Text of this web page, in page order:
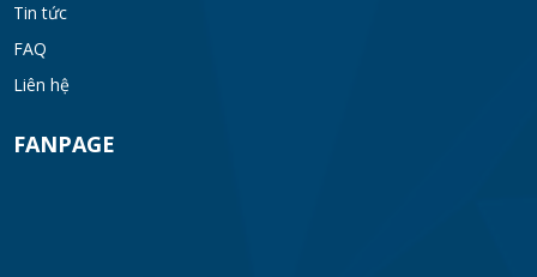
Tin tức
FAQ
Liên hệ
FANPAGE